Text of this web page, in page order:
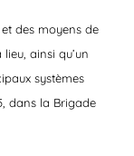
des moyens de
ainsi qu’un
systèmes
dans la Brigade